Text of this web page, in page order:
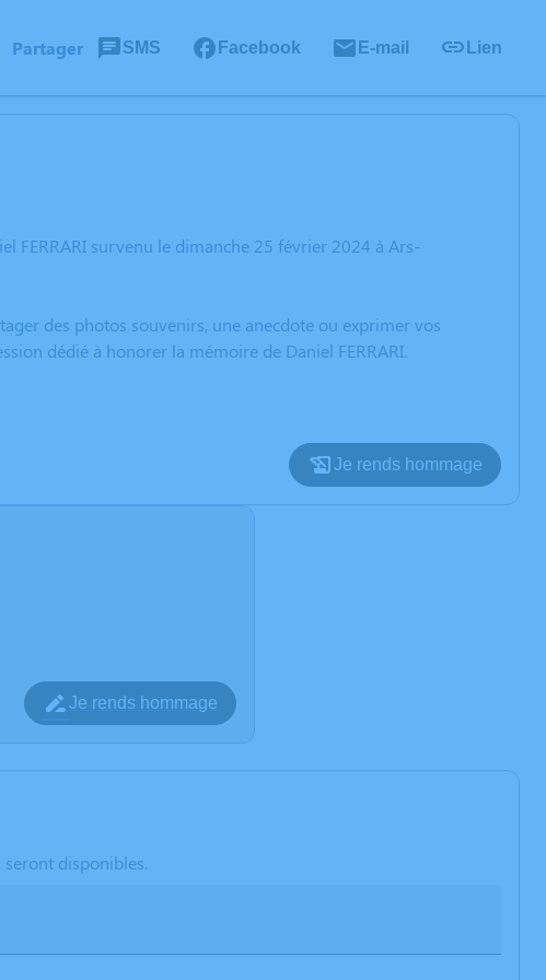
Partager SMS Facebook E-mail Lien
FERRARI survenu le dimanche 25 février 2024 à Ars-
des photos souvenirs, une anecdote ou exprimer vos
dédié à honorer la mémoire de Daniel FERRARI.
Je rends hommage
Je rends hommage
seront disponibles.